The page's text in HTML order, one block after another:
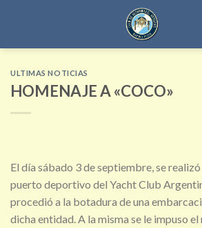
ULTIMAS NOTICIAS
HOMENAJE A «COCO»
El día sábado 3 de septiembre, se
puerto deportivo del Yacht Club
procedió a la botadura de una
dicha entidad. A la misma se le impuso